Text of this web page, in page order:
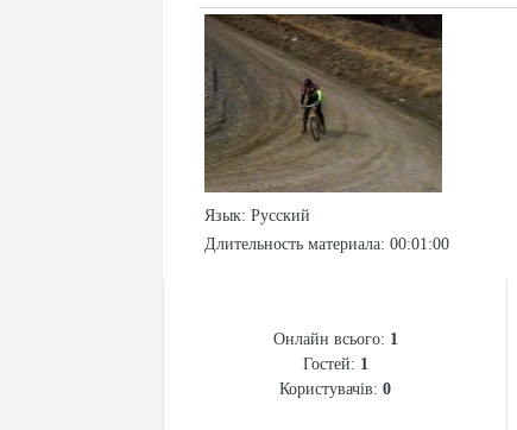
Язык: Русский
Длительность материала: 00:01:00
Онлайн всього: 1
Гостей: 1
Користувачів: 0